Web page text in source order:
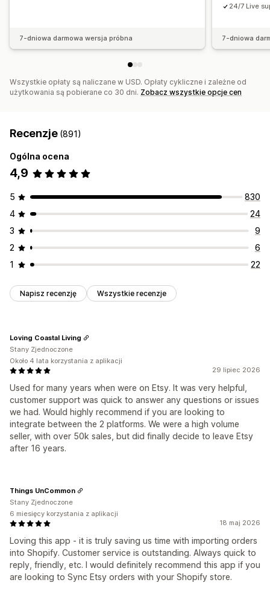
7-dniowa darmowa wersja próbna
24/7 Live
7-dniowa
Wszystkie opłaty są naliczane w USD. Opłaty cykliczne i zależne od
użytkowania są pobierane co 30 dni. Zobacz wszystkie opcje cen
Recenzje (891)
Ogólna ocena
4,9
5
830
4
24
3
9
2
6
1
22
Napisz recenzję Wszystkie recenzje
29 lipiec 2026
Used for many years when were on Etsy. It was very helpful,
customer support was quick to answer any questions or issues
we had. Would highly recommend if you are looking to
integrate between the 2 platforms. We were a high volume
seller, with over 50k sales, but did finally decide to leave Etsy
after 16 years.
Loving Coastal Living
Stany Zjednoczone
Około 4 lata korzystania z aplikacji
18 maj 2026
Loving this app - it is truly saving us time with importing orders
into Shopify. Customer service is outstanding. Always quick to
reply, friendly, etc. I would definitely recommend this app if you
are looking to Sync Etsy orders with your Shopify store.
Things UnCommon
Stany Zjednoczone
6 miesięcy korzystania z aplikacji